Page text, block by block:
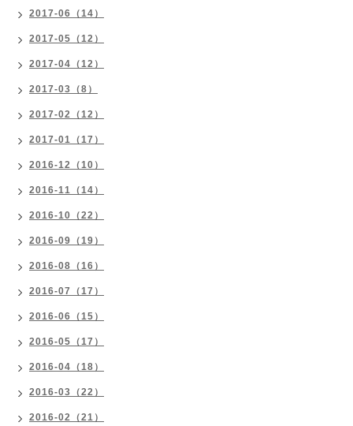
2017-06（14）
2017-05（12）
2017-04（12）
2017-03（8）
2017-02（12）
2017-01（17）
2016-12（10）
2016-11（14）
2016-10（22）
2016-09（19）
2016-08（16）
2016-07（17）
2016-06（15）
2016-05（17）
2016-04（18）
2016-03（22）
2016-02（21）